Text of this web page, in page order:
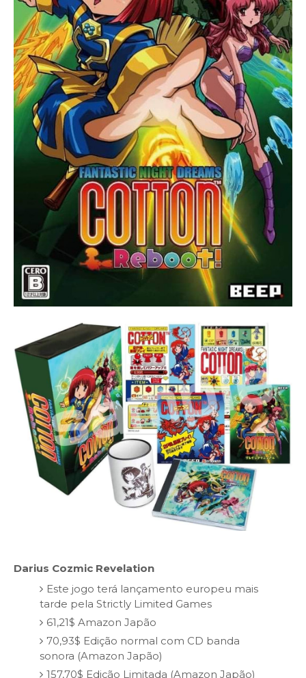
Darius Cozmic Revelation
Este jogo terá lançamento europeu mais
tarde pela Strictly Limited Games
61,21$ Amazon Japão
70,93$ Edição normal com CD banda
sonora (Amazon Japão)
157,70$ Edição Limitada (Amazon Japão)